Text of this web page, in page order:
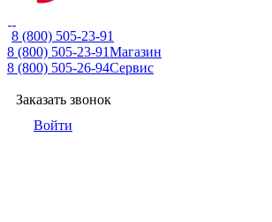
8 (800) 505-23-91
8 (800) 505-23-91Магазин
8 (800) 505-26-94Сервис
Заказать звонок
Войти